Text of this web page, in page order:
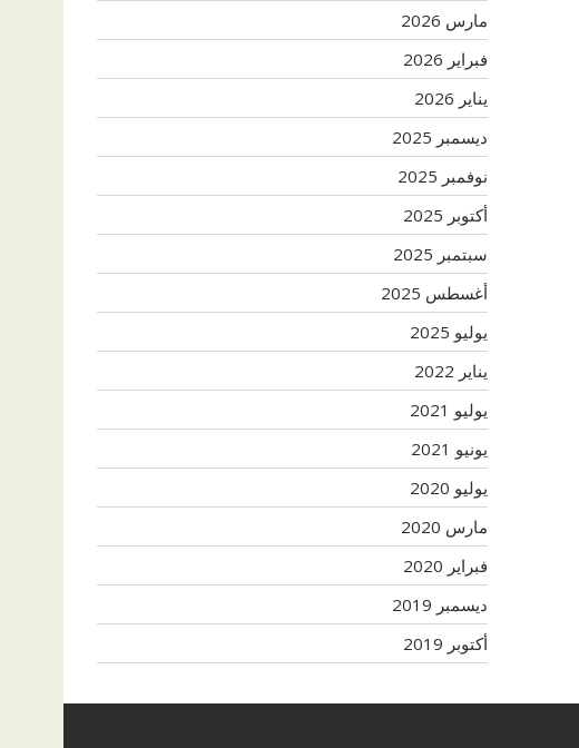
مارس 2026
فبراير 2026
يناير 2026
ديسمبر 2025
نوفمبر 2025
أكتوبر 2025
سبتمبر 2025
أغسطس 2025
يوليو 2025
يناير 2022
يوليو 2021
يونيو 2021
يوليو 2020
مارس 2020
فبراير 2020
ديسمبر 2019
أكتوبر 2019